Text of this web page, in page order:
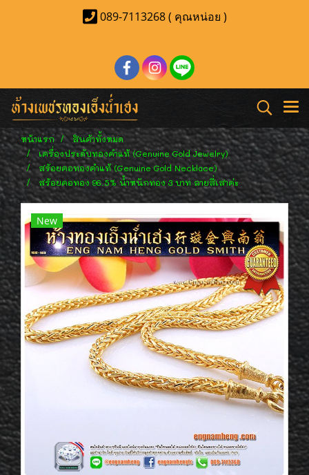
089-7113268 ( คุณหน่อย )
หน้าแรก
สินค้าทั้งหมด
เครื่องประดับทองคำแท้ (Genuine Gold Jewelry)
สร้อยคอทองคำแท้ (Genuine Gold Necklace)
สร้อยคอทอง 96.5% น้ำหนักทอง 3 บาท ลายสี่เสาค่ะ
New